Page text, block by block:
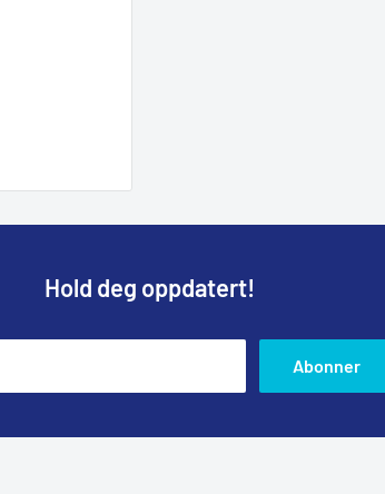
Hold deg oppdatert!
Abonner